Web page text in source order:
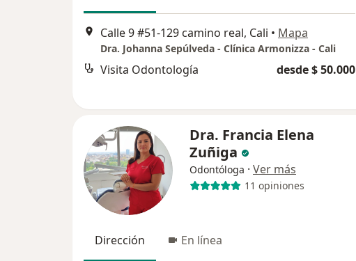
Calle 9 #51-129 camino real, Cali • Mapa
Dra. Johanna Sepúlveda - Clínica Armonizza - Cali
Visita Odontología desde $ 50.000
Dra. Francia Elena
Zuñiga
Odontóloga · Ver más
11 opiniones
Dirección En línea